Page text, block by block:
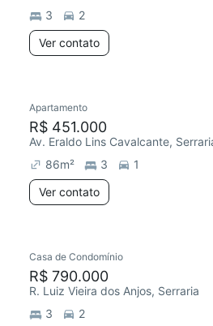
3
2
Ver contato
Redecorar
Apartamento
R$ 451.000
Av. Eraldo Lins Cavalcante,
86m² 3
1
Ver contato
Chegou este mês
Casa de Condomínio
R$ 790.000
R. Luiz Vieira dos Anjos, Serraria
3
2